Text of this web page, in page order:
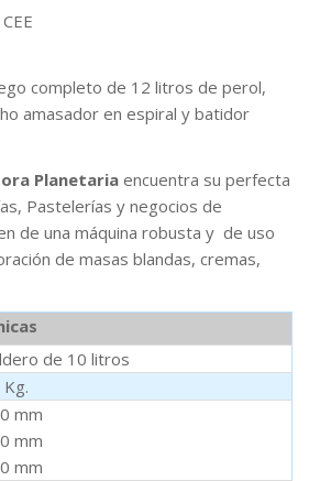
completo de 12 litros de perol,
amasador en espiral y batidor
Planetaria encuentra su perfecta
Pastelerías y negocios de
de una máquina robusta y de uso
de masas blandas, cremas,
de 10 litros
mm
mm
mm